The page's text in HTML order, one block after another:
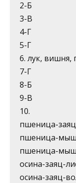
2-Б
3-В
4-Г
5-Г
6. лук, вишня,
7-Г
8-Б
9-В
10.
пшеница-
пшеница-
пшеница-
осина-заяц-
осина-заяц-